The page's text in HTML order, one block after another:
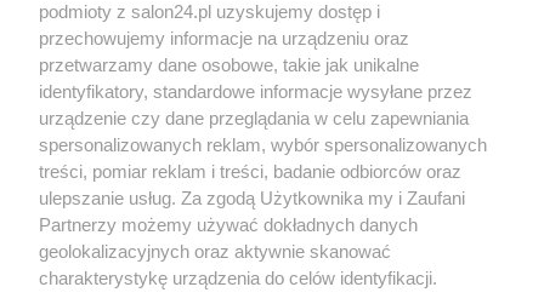
Społeczeństwo
Kultura
X Facebook Instagram Youtube
podmioty z salon24.pl uzyskujemy dostęp i
przechowujemy informacje na urządzeniu oraz
przetwarzamy dane osobowe, takie jak unikalne
identyfikatory, standardowe informacje wysyłane przez
urządzenie czy dane przeglądania w celu zapewniania
spersonalizowanych reklam, wybór spersonalizowanych
treści, pomiar reklam i treści, badanie odbiorców oraz
ulepszanie usług. Za zgodą Użytkownika my i Zaufani
Partnerzy możemy używać dokładnych danych
geolokalizacyjnych oraz aktywnie skanować
charakterystykę urządzenia do celów identyfikacji.